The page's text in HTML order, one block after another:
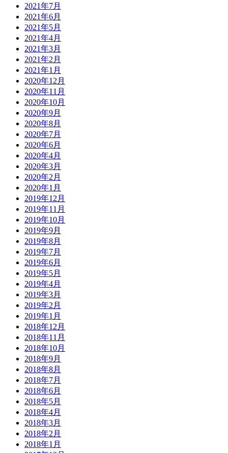
2021年7月
2021年6月
2021年5月
2021年4月
2021年3月
2021年2月
2021年1月
2020年12月
2020年11月
2020年10月
2020年9月
2020年8月
2020年7月
2020年6月
2020年4月
2020年3月
2020年2月
2020年1月
2019年12月
2019年11月
2019年10月
2019年9月
2019年8月
2019年7月
2019年6月
2019年5月
2019年4月
2019年3月
2019年2月
2019年1月
2018年12月
2018年11月
2018年10月
2018年9月
2018年8月
2018年7月
2018年6月
2018年5月
2018年4月
2018年3月
2018年2月
2018年1月